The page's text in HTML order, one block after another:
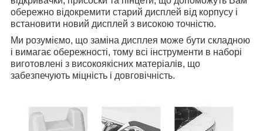
обережно відокремити старий дисплей від корпусу і
встановити новий дисплей з високою точністю.
Ми розуміємо, що заміна дисплея може бути складною
і вимагає обережності, тому всі інструменти в наборі
виготовлені з високоякісних матеріалів, що
забезпечують міцність і довговічність.